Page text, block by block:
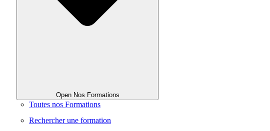
Open Nos Formations
Toutes nos Formations
Rechercher une formation